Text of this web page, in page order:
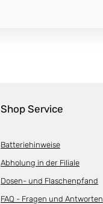
Shop Service
Batteriehinweise
Abholung in der Filiale
Dosen- und Flaschenpfand
FAQ - Fragen und Antworten